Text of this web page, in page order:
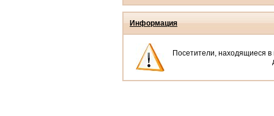
Информация
Посетители, находящиеся в